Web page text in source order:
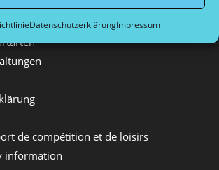
DatenschutzerklärungImpressum
de compétition et de loisirs
information